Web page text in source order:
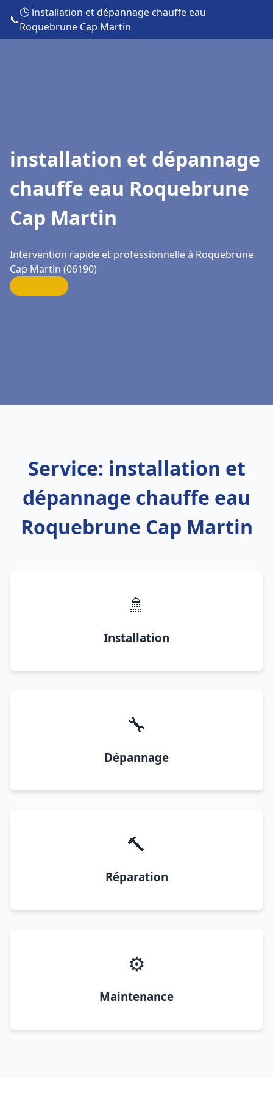
📞
🕒 installation et dépannage chauffe eau
Roquebrune Cap Martin
installation et dépannage
chauffe eau Roquebrune
Cap Martin
Intervention rapide et professionnelle à Roquebrune
Cap Martin (06190)
Service: installation et
dépannage chauffe eau
Roquebrune Cap Martin
🚿
Installation
🔧
Dépannage
🔨
Réparation
⚙️
Maintenance